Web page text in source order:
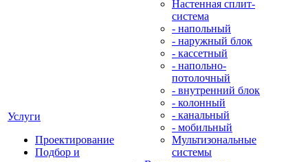
Услуги
Проектирование
Подбор и
Настенная сплит-
система
- напольный
- наружный блок
- кассетный
- напольно-
потолочный
- внутренний блок
- колонный
- канальный
- мобильный
Мультизональные
системы